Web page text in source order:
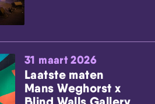
31 maart 2026
Laatste maten
Mans Weghorst x